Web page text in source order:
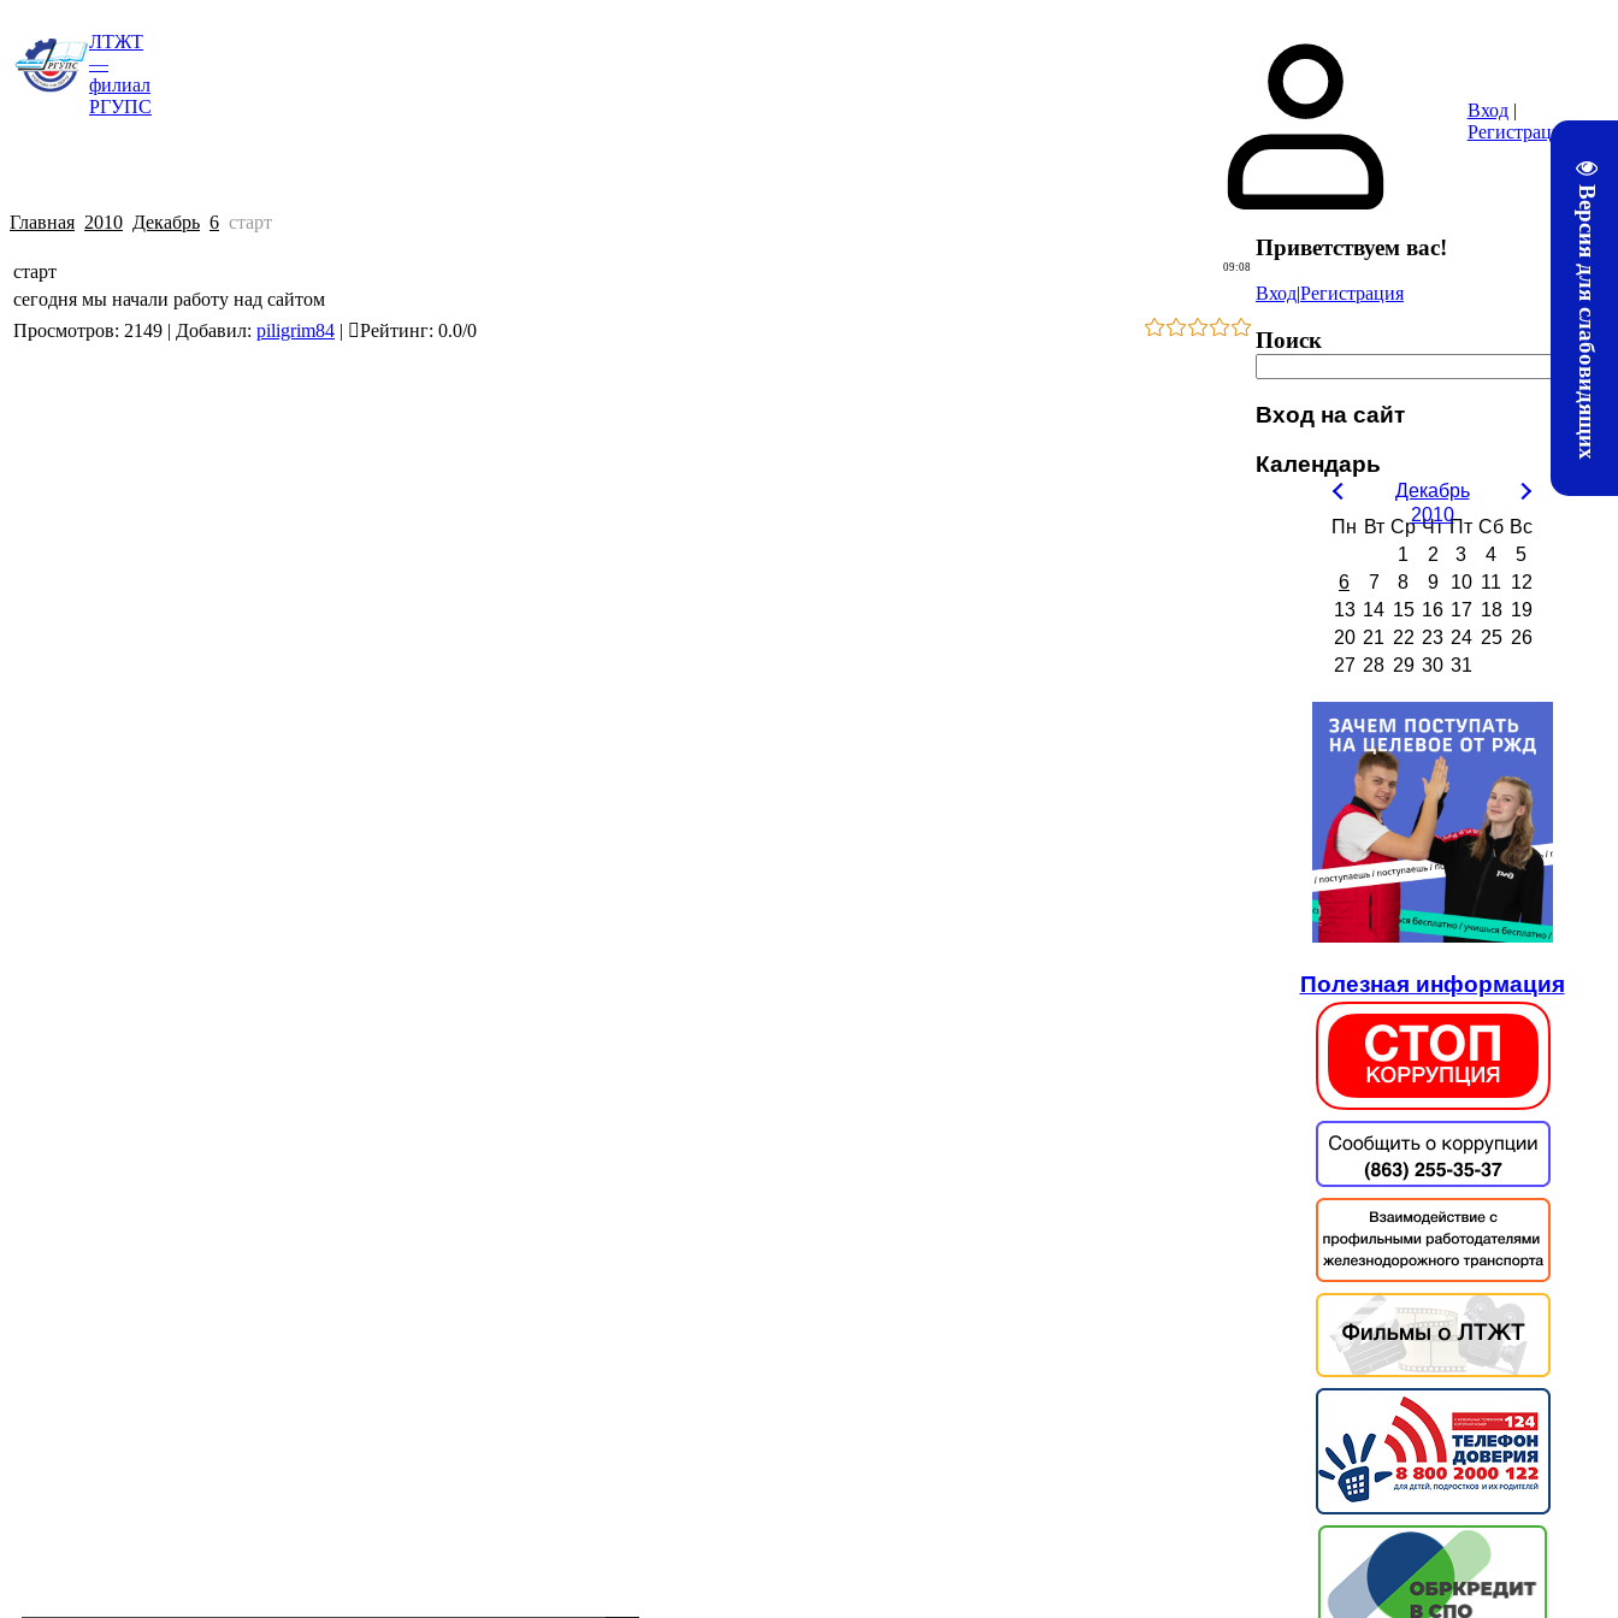
Версия для слабовидящих
ЛТЖТ
—
филиал
РГУПС
Методические материалы ЛТЖТ
Вход|
Регистрация
Главная 2010 Декабрь 6 старт
09:08
старт
сегодня мы начали работу над сайтом
Просмотров: 2149 | Добавил: piligrim84 | Рейтинг: 0.0/0
Приветствуем вас!
Вход|Регистрация
Поиск
Вход на сайт
Календарь
Декабрь
2010
Пн Вт Ср Чт Пт Сб Вс
1
2 3 4
5
6
7 8 9 10 11 12
13 14 15 16 17 18 19
20 21 22 23 24 25 26
27 28 29 30 31
Полезная информация